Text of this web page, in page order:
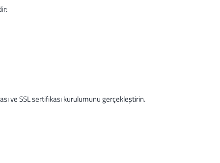
ve SSL sertifikası kurulumunu gerçekleştirin.